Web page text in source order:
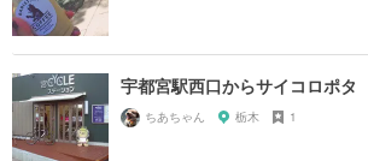
宇都宮駅西口からサイコロポタ
ちあちゃん 栃木 1